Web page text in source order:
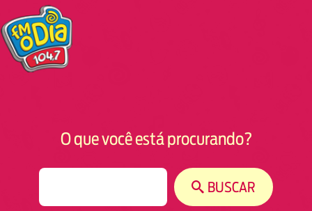
O que você está procurando?
BUSCAR